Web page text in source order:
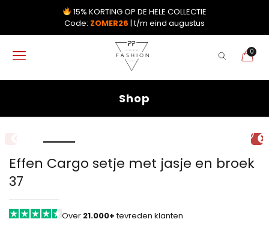
15% KORTING OP DE HELE COLLECTIE
Code: ZOMER26 | t/m eind augustus
0
Shop
Effen Cargo setje met jasje en broek
37
Over 21.000+tevreden klanten